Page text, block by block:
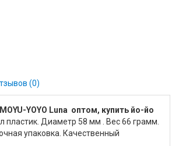
(0)
YOYO Luna оптом, купить йо-йо
пластик. Диаметр 58 мм . Вес 66 грамм.
упаковка. Качественный